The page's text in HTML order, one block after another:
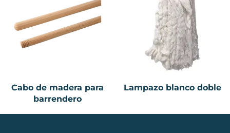
Cabo de madera para
barrendero
Lampazo blanco doble